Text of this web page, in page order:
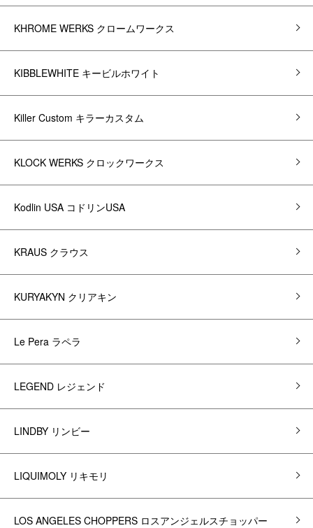
KHROME WERKS クロームワークス
KIBBLEWHITE キービルホワイト
Killer Custom キラーカスタム
KLOCK WERKS クロックワークス
Kodlin USA コドリンUSA
KRAUS クラウス
KURYAKYN クリアキン
Le Pera ラペラ
LEGEND レジェンド
LINDBY リンビー
LIQUIMOLY リキモリ
LOS ANGELES CHOPPERS ロスアンジェルスチョッパー